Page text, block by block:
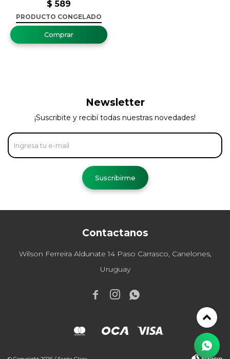
$ 589
PRODUCTO CONGELADO
Contactanos
Wilson Ferreira Aldunate 14 Paso Carrasco, Canelones,
Uruguay
  
Newsletter
¡Suscribite y recibí todas nuestras novedades!
Suscribirme